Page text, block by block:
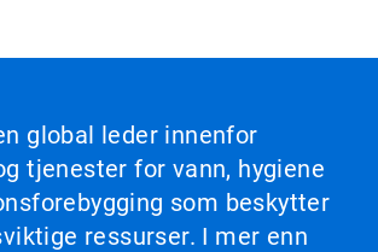
global leder innenfor
tjenester for vann, hygiene
som beskytter
ressurser. I mer enn